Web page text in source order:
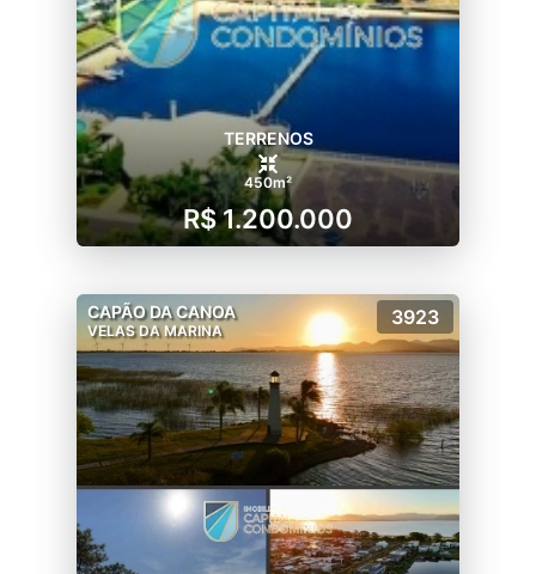
TERRENOS
450m²
R$ 1.200.000
CAPÃO DA CANOA
VELAS DA MARINA
3923